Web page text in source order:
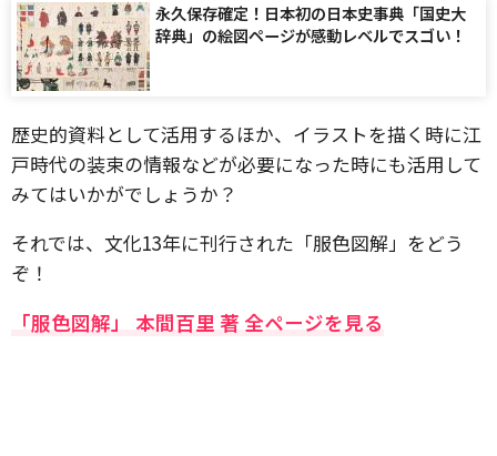
永久保存確定！日本初の日本史事典「国史大
辞典」の絵図ページが感動レベルでスゴい！
歴史的資料として活用するほか、イラストを描く時に江
戸時代の装束の情報などが必要になった時にも活用して
みてはいかがでしょうか？
それでは、文化13年に刊行された「服色図解」をどう
ぞ！
「服色図解」 本間百里 著 全ページを見る